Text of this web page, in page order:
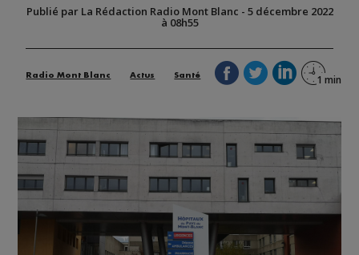
Publié par La Rédaction Radio Mont Blanc - 5 décembre 2022
à 08h55
Radio Mont Blanc Actus Santé